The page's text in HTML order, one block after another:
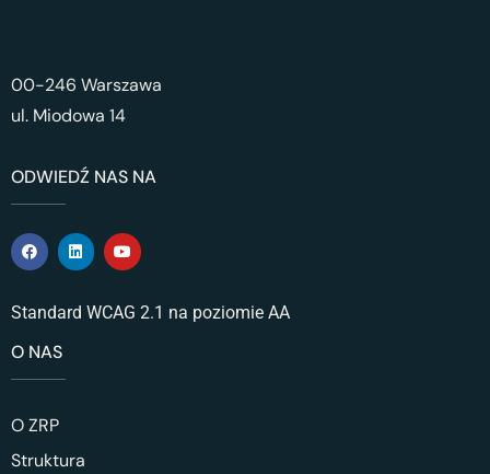
00-246 Warszawa
ul. Miodowa 14
ODWIEDŹ NAS NA
Standard WCAG 2.1 na poziomie AA
O NAS
O ZRP
Struktura